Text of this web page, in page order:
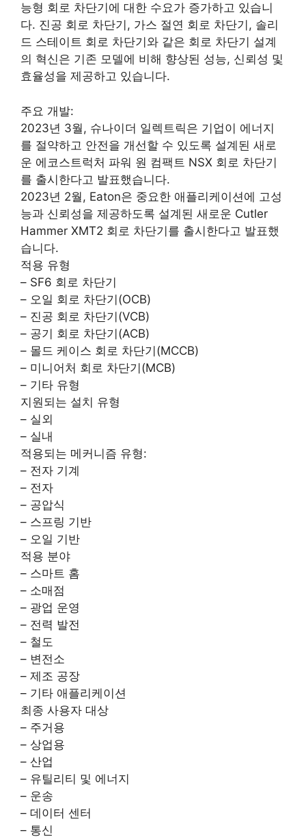
능형 회로 차단기에 대한 수요가 증가하고 있습니
다. 진공 회로 차단기, 가스 절연 회로 차단기, 솔리
드 스테이트 회로 차단기와 같은 회로 차단기 설계
의 혁신은 기존 모델에 비해 향상된 성능, 신뢰성 및
효율성을 제공하고 있습니다.
주요 개발:
2023년 3월, 슈나이더 일렉트릭은 기업이 에너지
를 절약하고 안전을 개선할 수 있도록 설계된 새로
운 에코스트럭처 파워 원 컴팩트 NSX 회로 차단기
를 출시한다고 발표했습니다.
2023년 2월, Eaton은 중요한 애플리케이션에 고성
능과 신뢰성을 제공하도록 설계된 새로운 Cutler
Hammer XMT2 회로 차단기를 출시한다고 발표했
습니다.
적용 유형
– SF6 회로 차단기
– 오일 회로 차단기(OCB)
– 진공 회로 차단기(VCB)
– 공기 회로 차단기(ACB)
– 몰드 케이스 회로 차단기(MCCB)
– 미니어처 회로 차단기(MCB)
– 기타 유형
지원되는 설치 유형
– 실외
– 실내
적용되는 메커니즘 유형:
– 전자 기계
– 전자
– 공압식
– 스프링 기반
– 오일 기반
적용 분야
– 스마트 홈
– 소매점
– 광업 운영
– 전력 발전
– 철도
– 변전소
– 제조 공장
– 기타 애플리케이션
최종 사용자 대상
– 주거용
– 상업용
– 산업
– 유틸리티 및 에너지
– 운송
– 데이터 센터
– 통신